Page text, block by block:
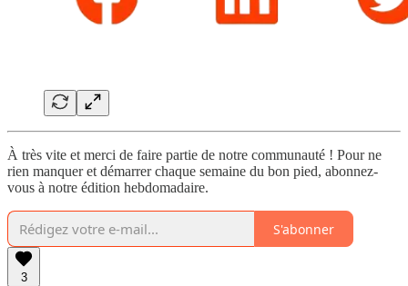
À très vite et merci de faire partie de notre communauté ! Pour ne
rien manquer et démarrer chaque semaine du bon pied, abonnez-
vous à notre édition hebdomadaire.
S'abonner
3